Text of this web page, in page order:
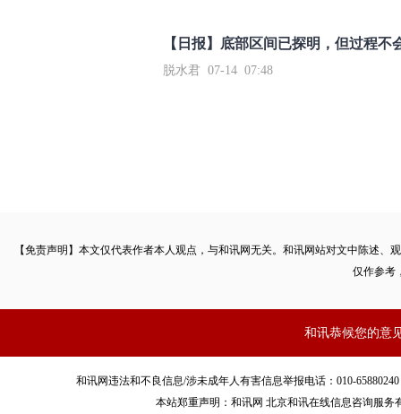
【日报】底部区间已探明，但过程不
脱水君 07-14 07:48
【免责声明】本文仅代表作者本人观点，与和讯网无关。和讯网站对文中陈述
仅作参考
和讯恭候您的意
和讯网违法和不良信息/涉未成年人有害信息举报电话：010-
本站郑重声明：和讯网 北京和讯在线信息咨询服